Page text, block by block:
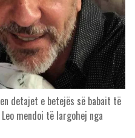
detajet e betejës së babait të
mendoi të largohej nga